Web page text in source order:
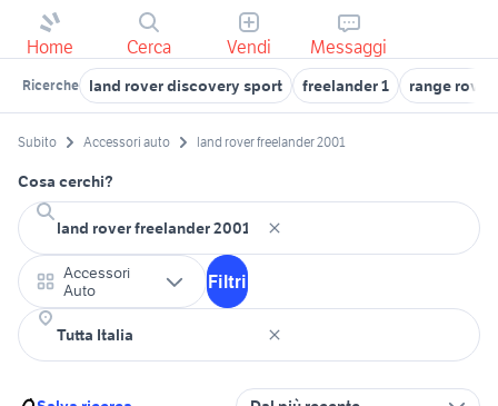
Home Cerca Vendi Messaggi
Ricerche land rover discovery sport freelander 1 range
Subito Accessori auto land rover freelander 2001
Cosa cerchi?
Accessori
Auto
Filtri